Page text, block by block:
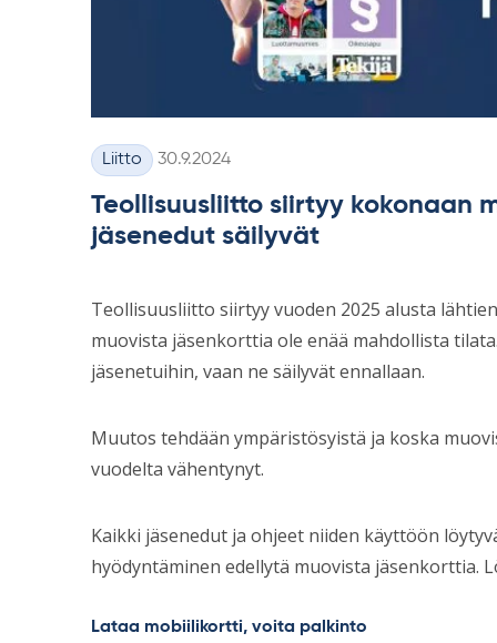
Kategoriat
Liitto Kirjoitettu
30.9.2024
Teollisuusliitto siirtyy kokonaan
jäsenedut säilyvät
Teollisuusliitto siirtyy vuoden 2025 alusta
muovista jäsenkorttia ole enää mahdollista
jäsenetuihin, vaan ne säilyvät ennallaan.
Muutos tehdään ympäristösyistä ja koska
vuodelta vähentynyt.
Kaikki jäsenedut ja ohjeet niiden käyttöön
hyödyntäminen edellytä muovista jäsenkorttia.
Lataa mobiilikortti, voita palkinto